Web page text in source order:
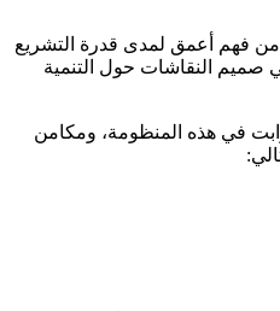
من فهم أعمق لمدى قدرة التشريع
صميم النقاشات حول التنمية
في هذه المنظومة، ومكامن